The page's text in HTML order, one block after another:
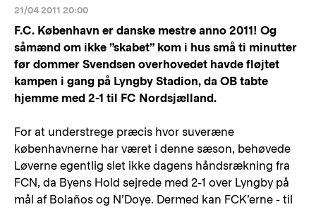
21/04 2011 20:00
F.C. København er danske mestre anno 2011! Og
såmænd om ikke ”skabet” kom i hus små ti minutter
før dommer Svendsen overhovedet havde fløjtet
kampen i gang på Lyngby Stadion, da OB tabte
hjemme med 2-1 til FC Nordsjælland.
For at understrege præcis hvor suveræne
københavnerne har været i denne sæson, behøvede
Løverne egentlig slet ikke dagens håndsrækning fra
FCN, da Byens Hold sejrede med 2-1 over Lyngby på
mål af Bolaños og N’Doye. Dermed kan FCK’erne - til